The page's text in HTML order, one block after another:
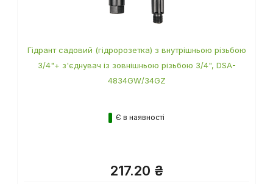
Гідрант садовий (гідророзетка) з внутрішньою різьбою
3/4"+ з'єднувач із зовнішньою різьбою 3/4", DSA-
4834GW/34GZ
Є в наявності
217.20 ₴